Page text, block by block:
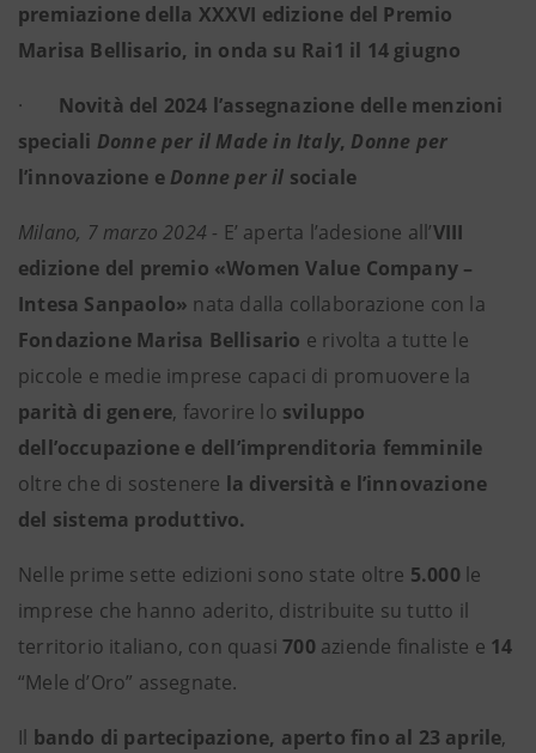
premiazione della XXXVI edizione del Premio
Marisa Bellisario, in onda su Rai1 il 14 giugno
· Novità del 2024 l’assegnazione delle menzioni
speciali Donne per il Made in Italy, Donne per
l’innovazione e Donne per il sociale
Milano, 7 marzo 2024 - E’ aperta l’adesione all’VIII
edizione del premio «Women Value Company –
Intesa Sanpaolo» nata dalla collaborazione con la
Fondazione Marisa Bellisario e rivolta a tutte le
piccole e medie imprese capaci di promuovere la
parità di genere, favorire lo sviluppo
dell’occupazione e dell’imprenditoria femminile
oltre che di sostenere la diversità e l’innovazione
del sistema produttivo.
Nelle prime sette edizioni sono state oltre 5.000 le
imprese che hanno aderito, distribuite su tutto il
territorio italiano, con quasi700 aziende finaliste e 14
“Mele d’Oro” assegnate.
Il bando di partecipazione, aperto fino al 23 aprile,